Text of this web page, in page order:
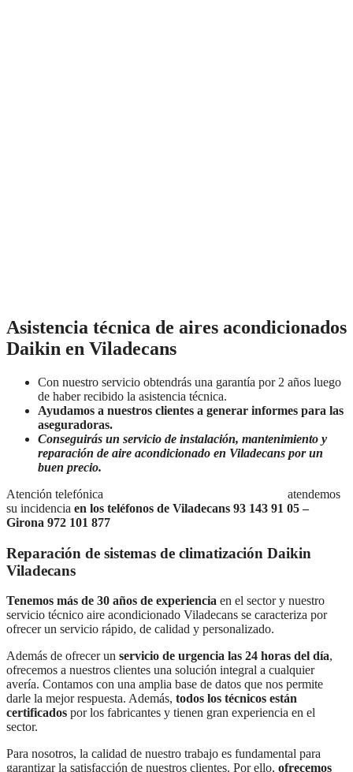
Asistencia técnica de aires acondicionados
Daikin en Viladecans
Con nuestro servicio obtendrás una garantía por 2 años luego
de haber recibido la asistencia técnica.
Ayudamos a nuestros clientes a generar informes para las
aseguradoras.
Conseguirás un servicio de instalación, mantenimiento y
reparación de aire acondicionado en Viladecans por un
buen precio.
Atención telefónica
atendemos
su incidencia en los teléfonos de Viladecans 93 143 91 05 –
Girona 972 101 877
Reparación de sistemas de climatización Daikin
Viladecans
Tenemos más de 30 años de experiencia en el sector y nuestro
servicio técnico aire acondicionado Viladecans se caracteriza por
ofrecer un servicio rápido, de calidad y personalizado.
Además de ofrecer un servicio de urgencia las 24 horas del día,
ofrecemos a nuestros clientes una solución integral a cualquier
avería. Contamos con una amplia base de datos que nos permite
darle la mejor respuesta. Además, todos los técnicos están
certificados por los fabricantes y tienen gran experiencia en el
sector.
Para nosotros, la calidad de nuestro trabajo es fundamental para
garantizar la satisfacción de nuestros clientes. Por ello, ofrecemos